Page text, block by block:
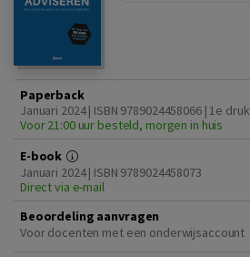
Paperback
Januari 2024 | ISBN 9789024458066 | 1e druk
Voor 21:00 uur besteld, morgen in huis
E-book
Januari 2024 | ISBN 9789024458073
Direct via e-mail
Beoordeling aanvragen
Voor docenten met een onderwijsaccount